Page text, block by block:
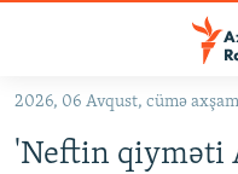
Əsas
qayıt
2026, 06 Avqust, cümə
'Neftin qiyməti